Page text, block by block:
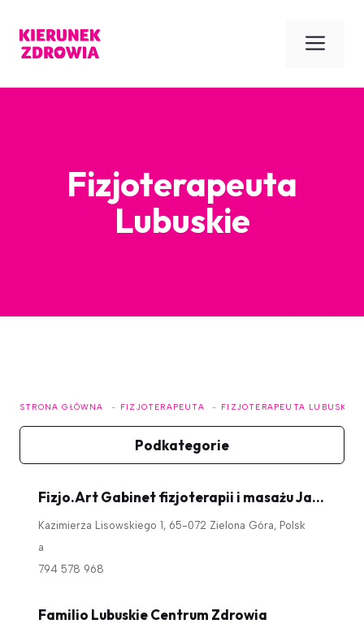
treści
Fizjoterapeuta
Lubuskie
STRONA GŁÓWNA FIZJOTERAPEUTA FIZJOTERAPEUTA LUBUSKIE
Podkategorie
Fizjo.Art Gabinet fizjoterapii i masażu Jagoda Urbankiewicz
Kazimierza Lisowskiego 1, 65-072 Zielona Góra, Polsk
a
794 578 968
Familio Lubuskie Centrum Zdrowia